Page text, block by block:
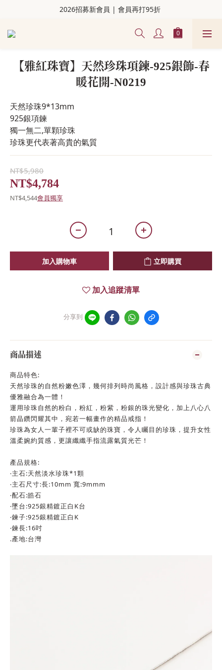
2026招募新會員 | 會員再打95折
【雅紅珠寶】天然珍珠項鍊-925銀飾-春
暖花開-N0219
天然珍珠9*13mm
925銀項鍊
獨一無二,單顆珍珠
珍珠更代表著高貴的氣質
NT$5,980
NT$4,784
NT$4,544會員獨享
加入購物車 立即購買
加入追蹤清單
分享到
商品描述
商品特色:
天然珍珠的自然粉嫩色澤，幾何排列時尚風格，設計感與珍珠古典
優雅融合為一體！
運用珍珠自然的粉白，粉紅，粉紫，粉銀的珠光變化，加上八心八
箭晶鑽閃耀其中，宛若一幅畫作的精品戒指！
珍珠為女人一輩子裡不可或缺的珠寶，令人矚目的珍珠，提升女性
溫柔婉約質感，更讓纖纖手指流露氣質光芒！
產品規格:
‧主石:天然淡水珍珠*1顆
‧主石尺寸:長:10mm 寬:9mmm
‧配石:皓石
‧墜台:925銀精鍍正白K台
‧鍊子:925銀精鍍正白K
‧鍊長:16吋
.產地:台灣